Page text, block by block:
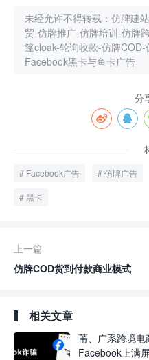
未经允许不得转载： 仿牌建
贸-仿牌推广-仿牌培训-仿牌
篷cloak-轮询收款-仿牌
Facebook黑卡与鱼卡广告
分
Facebook广告 仿牌广告
黑卡
上一篇
仿牌COD货到付款商业模式
相关文章
莆、广系跨境
Facebook上满